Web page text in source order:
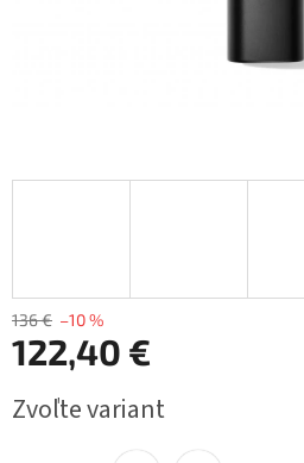
136 € –10 %
122,40 €
cena:
Zvoľte variant